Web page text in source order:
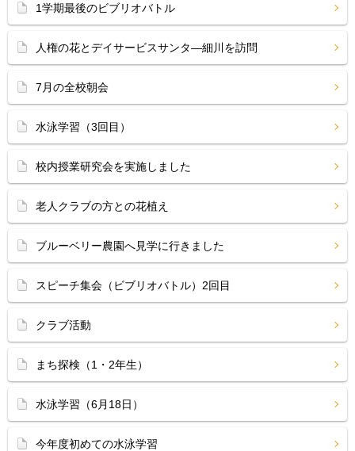
1学期最後のビブリオバトル
人権の花とデイサービスサンタ―細川を訪問
7月の全校朝会
水泳学習（3回目）
校内授業研究会を実施しました
老人クラブの方との花植え
ブルーベリー農園へ見学に行きました
スピーチ集会（ビブリオバトル）2回目
クラブ活動
まち探検（1・2年生）
水泳学習（6月18日）
今年度初めての水泳学習